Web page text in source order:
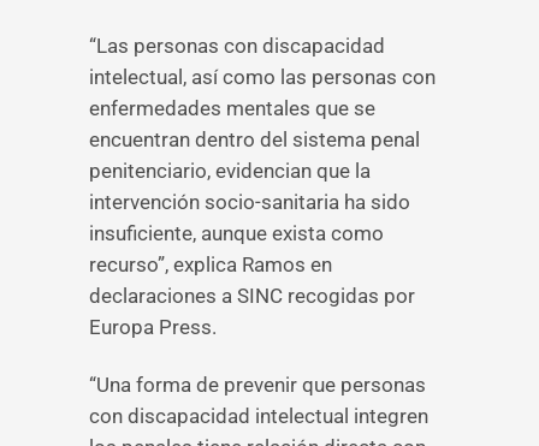
“Las personas con discapacidad
intelectual, así como las personas con
enfermedades mentales que se
encuentran dentro del sistema penal
penitenciario, evidencian que la
intervención socio-sanitaria ha sido
insuficiente, aunque exista como
recurso”, explica Ramos en
declaraciones a SINC recogidas por
Europa Press.
“Una forma de prevenir que personas
con discapacidad intelectual integren